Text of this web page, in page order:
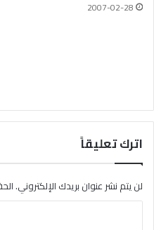
2007-02-28
اترك تعليقاً
لن يتم نشر عنوان بريدك الإلكتروني.